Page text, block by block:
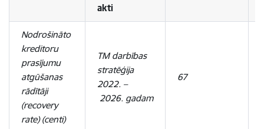
akti
Nodrošināto
kreditoru
prasījumu
atgūšanas
rādītāji
(recovery
rate) (centi)
TM darbības
stratēģija
2022. –
2026. gadam
67